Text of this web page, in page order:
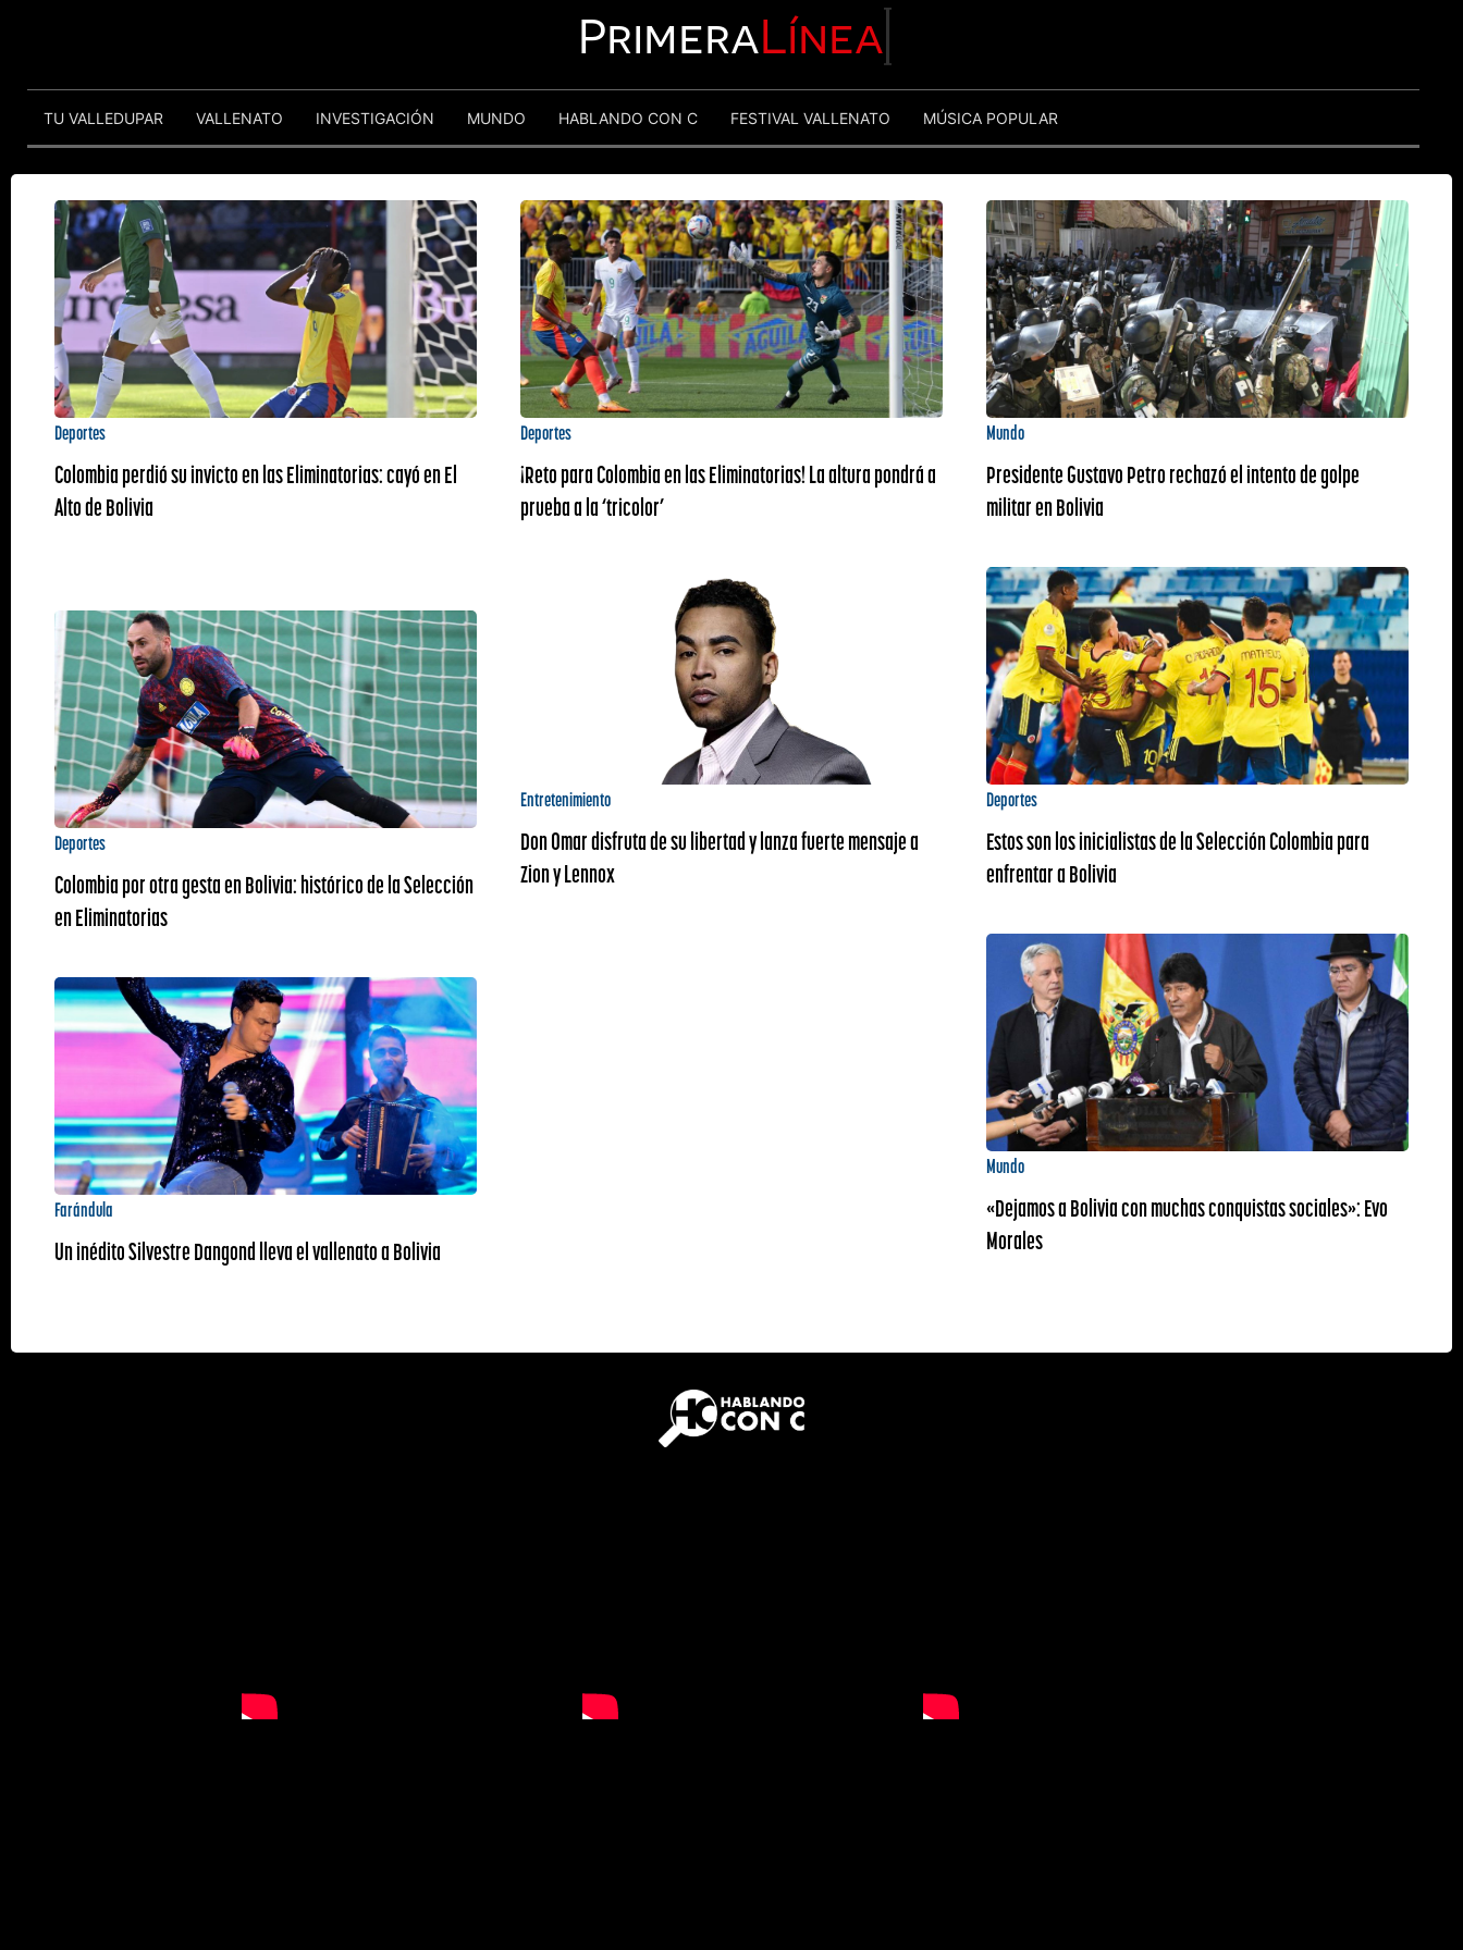
PrimeraLínea
TU VALLEDUPAR VALLENATO INVESTIGACIÓN MUNDO HABLANDO CON C FESTIVAL VALLENATO MÚSICA POPULAR
Deportes
Colombia perdió su invicto en las Eliminatorias: cayó en El
Alto de Bolivia
Deportes
¡Reto para Colombia en las Eliminatorias! La altura pondrá a
prueba a la ‘tricolor’
Mundo
Presidente Gustavo Petro rechazó el intento de golpe
militar en Bolivia
Entretenimiento
Don Omar disfruta de su libertad y lanza fuerte mensaje a
Zion y Lennox
Deportes
Estos son los inicialistas de la Selección Colombia para
enfrentar a Bolivia
Deportes
Colombia por otra gesta en Bolivia: histórico de la Selección
en Eliminatorias
Mundo
«Dejamos a Bolivia con muchas conquistas sociales»: Evo
Morales
Farándula
Un inédito Silvestre Dangond lleva el vallenato a Bolivia